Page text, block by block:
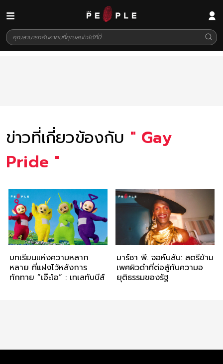
ข่าวที่เกี่ยวข้องกับ " Gay
Pride "
บทเรียนแห่งความหลาก
หลาย ที่แฝงไว้หลังการ
ทักทาย “เอ๊ะโอ” : เทเลทับบีส์
มาร์ชา พี. จอห์นสัน: สตรีข้าม
เพศผิวดำที่ต่อสู้กับความอ
ยุติธรรมของรัฐ